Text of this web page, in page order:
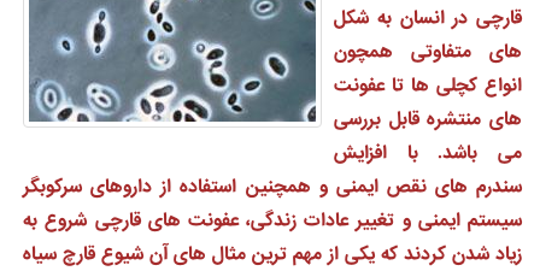
قارچی در انسان به شکل
های متفاوتی همچون
انواع کچلی ها تا عفونت
های منتشره قابل بررسی
می باشد. با افزایش
سندرم های نقص ایمنی و همچنین استفاده از داروهای سرکوبگر
سیستم ایمنی و تغییر عادات زندگی، عفونت های قارچی شروع به
زیاد شدن کردند که یکی از مهم ترین مثال های آن شیوع قارچ سیاه